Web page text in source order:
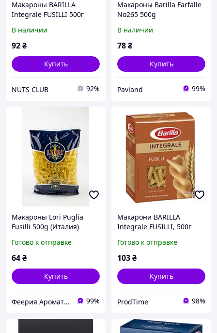
Макароны BARILLA
Integrale FUSILLI 500г
В наличии
92₴
Купить
NUTS CLUB 92%
Макароны Barilla Farfalle
No265 500g
В наличии
78₴
Купить
Pavland 99%
Макароны Lori Puglia
Fusilli 500g (Италия)
Готово к отправке
64₴
Купить
Феерия Ароматов 99%
Макарони BARILLA
Integrale FUSILLI, 500г
Готово к отправке
103₴
Купить
ProdTime 98%